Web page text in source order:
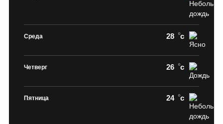
Среда 28 c
Четверг 26 c
Пятница 24 c